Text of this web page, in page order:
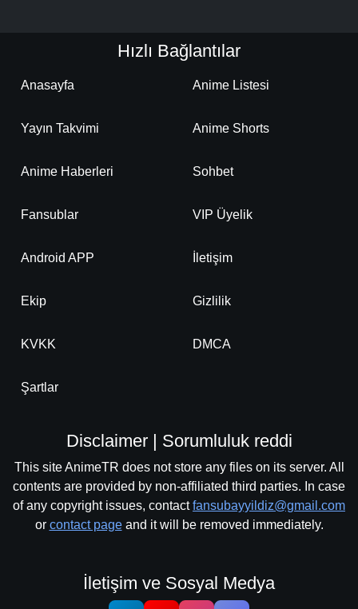
Hızlı Bağlantılar
Anasayfa Anime Listesi
Yayın Takvimi Anime Shorts
Anime Haberleri Sohbet
Fansublar VIP Üyelik
Android APP İletişim
Ekip Gizlilik
KVKK DMCA
Şartlar
Disclaimer | Sorumluluk reddi
This site AnimeTR does not store any files on its server. All
contents are provided by non-affiliated third parties. In case
of any copyright issues, contactfansubayyildiz@gmail.com
or contact pageand it will be removed immediately.
İletişim ve Sosyal Medya